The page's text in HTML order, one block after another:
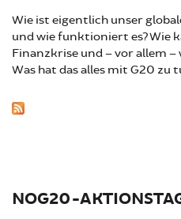
Wie ist eigentlich unser
und wie funktioniert es? Wie
Finanzkrise und – vor allem
Was hat das alles mit G20 zu
NOG20-